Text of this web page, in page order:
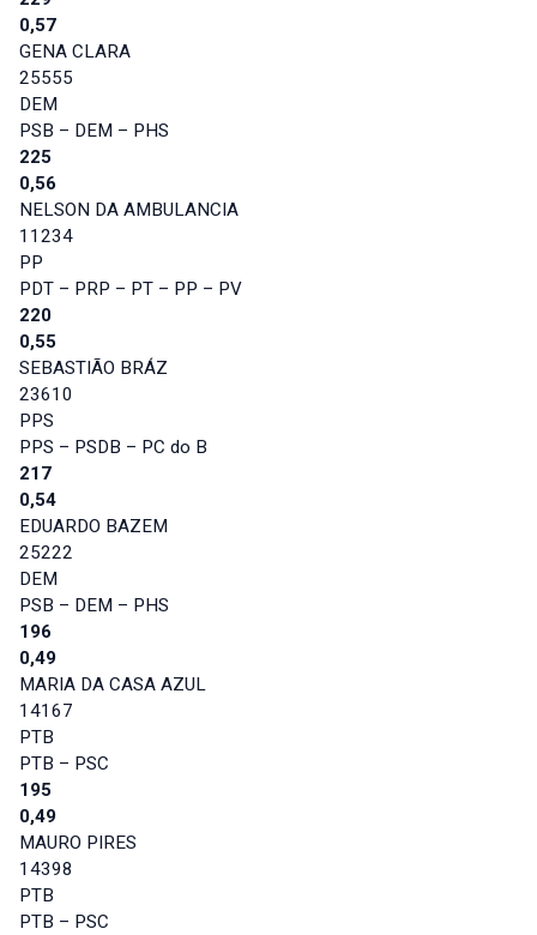
0,57
GENA CLARA
25555
DEM
PSB – DEM – PHS
225
0,56
NELSON DA AMBULANCIA
11234
PP
PDT – PRP – PT – PP – PV
220
0,55
SEBASTIÃO BRÁZ
23610
PPS
PPS – PSDB – PC do B
217
0,54
EDUARDO BAZEM
25222
DEM
PSB – DEM – PHS
196
0,49
MARIA DA CASA AZUL
14167
PTB
PTB – PSC
195
0,49
MAURO PIRES
14398
PTB
PTB – PSC